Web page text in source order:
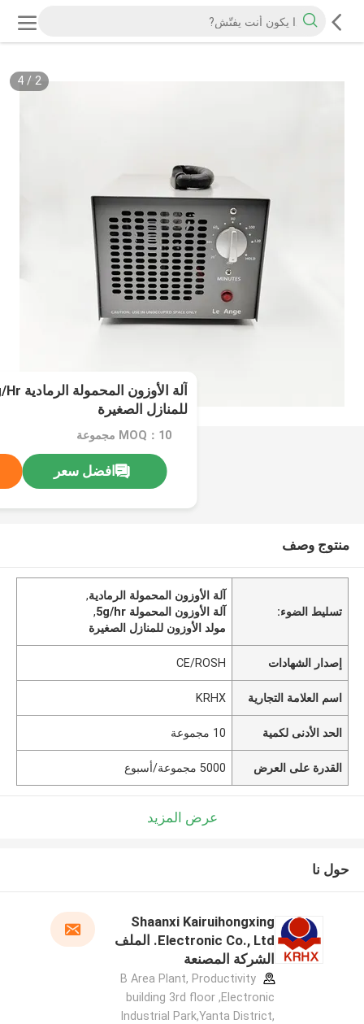
2
/
4
للمنازل الصغيرة
MOQ：10 مجموعة
افضل سعر
منتوج وصف
تسليط الضوء:
آلة الأوزون المحمولة الرمادية,
آلة الأوزون المحمولة 5g/hr
,
مولد الأوزون للمنازل الصغيرة
إصدار الشهادات CE/ROSH
اسم العلامة التجارية KRHX
الحد الأدنى لكمية 10 مجموعة
القدرة على العرض 5000 مجموعة/أسبوع
عرض المزيد
حول نا
Shaanxi Kairuihongxing
Electronic Co., Ltd. الملف
الشركة المصنعة
B Area Plant, Productivity
building 3rd floor ,Electronic
Industrial Park,Yanta District,